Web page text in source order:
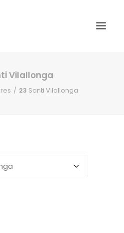
Vilallonga
23 Santi Vilallonga